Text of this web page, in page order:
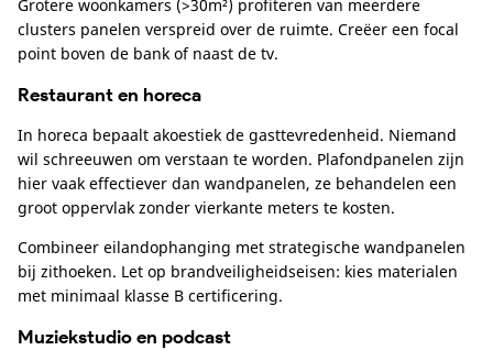
Grotere woonkamers (>30m²) profiteren van meerdere
clusters panelen verspreid over de ruimte. Creëer een focal
point boven de bank of naast de tv.
Restaurant en horeca
In horeca bepaalt akoestiek de gasttevredenheid. Niemand
wil schreeuwen om verstaan te worden. Plafondpanelen zijn
hier vaak effectiever dan wandpanelen, ze behandelen een
groot oppervlak zonder vierkante meters te kosten.
Combineer eilandophanging met strategische wandpanelen
bij zithoeken. Let op brandveiligheidseisen: kies materialen
met minimaal klasse B certificering.
Muziekstudio en podcast